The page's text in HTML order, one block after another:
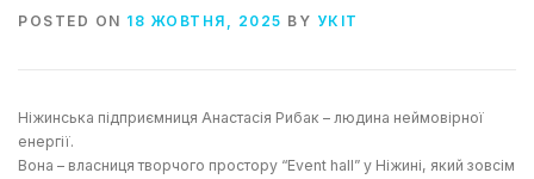
POSTED ON 18 ЖОВТНЯ, 2025 BY УКІТ
Ніжинська підприємниця Анастасія Рибак – людина неймовірної
енергії.
Вона – власниця творчого простору “Event hall” у Ніжині, який зовсім